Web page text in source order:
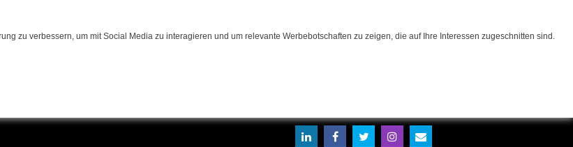
zu verbessern, um mit Social Media zu interagieren und um relevante Werbebotschaften zu zeigen, die auf Ihre Interessen zugeschnitten sind.